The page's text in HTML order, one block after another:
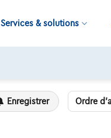
Services & solutions
Enregistrer